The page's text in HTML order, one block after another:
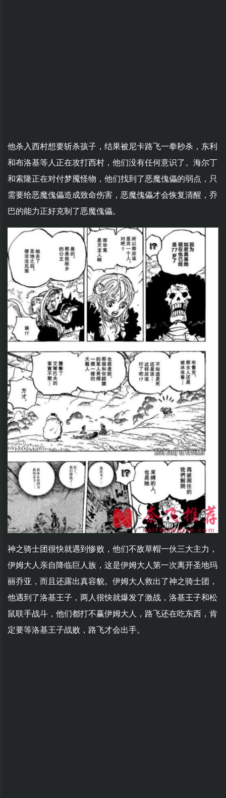
他杀入西村想要斩杀孩子，结果被尼卡路飞一拳秒杀，东利
和布洛基等人正在攻打西村，他们没有任何意识了。海尔丁
和索隆正在对付梦魇怪物，他们找到了恶魔傀儡的弱点，只
需要给恶魔傀儡造成致命伤害，恶魔傀儡才会恢复清醒，乔
巴的能力正好克制了恶魔傀儡。
神之骑士团很快就遇到惨败，他们不敌草帽一伙三大主力，
伊姆大人亲自降临巨人族，这是伊姆大人第一次离开圣地玛
丽乔亚，而且还露出真容貌。伊姆大人救出了神之骑士团，
他遇到了洛基王子，两人很快就爆发了激战，洛基王子和松
鼠联手战斗，他们都打不赢伊姆大人，路飞还在吃东西，肯
定要等洛基王子战败，路飞才会出手。